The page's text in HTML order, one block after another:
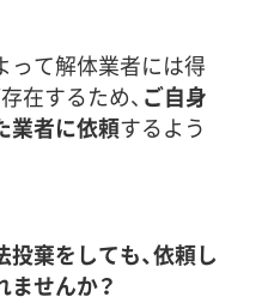
って解体業者には得
在するため、 ご自身
業者に依頼するよう
棄をしても、依頼し
せんか？